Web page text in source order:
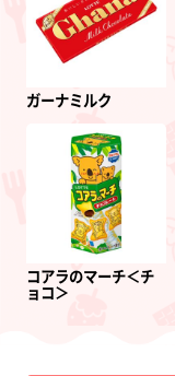
ガーナミルク
コアラのマーチ＜チ
ョコ＞